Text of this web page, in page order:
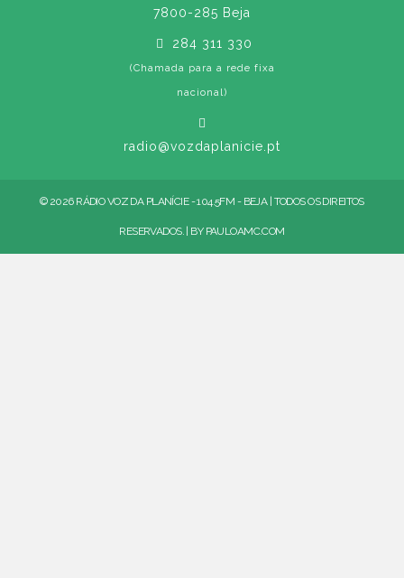
7800-285 Beja
284 311 330
(Chamada para a rede fixa
nacional)
radio@vozdaplanicie.pt
© 2026 RÁDIO VOZ DA PLANÍCIE - 104.5FM - BEJA | TODOS OS DIREITOS
RESERVADOS. | BY PAULOAMC.COM